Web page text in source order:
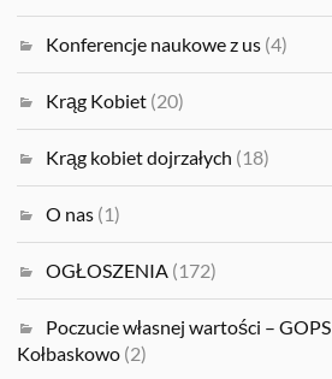
Konferencje naukowe z us (4)
Krąg Kobiet (20)
Krąg kobiet dojrzałych (18)
O nas (1)
OGŁOSZENIA (172)
Poczucie własnej wartości – GOPS
Kołbaskowo (2)